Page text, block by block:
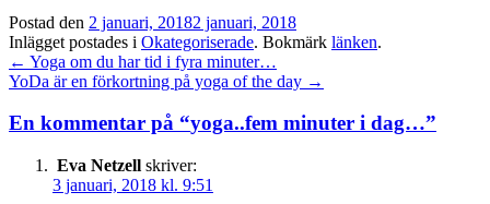
Postad den 2 januari, 20182 januari, 2018
Inlägget postades i Okategoriserade. Bokmärk länken.
Inläggsnavigation
← Yoga om du har tid i fyra minuter…
YoDa är en förkortning på yoga of the day →
En kommentar på “yoga..fem minuter i dag…”
Eva Netzell skriver:
3 januari, 2018 kl. 9:51